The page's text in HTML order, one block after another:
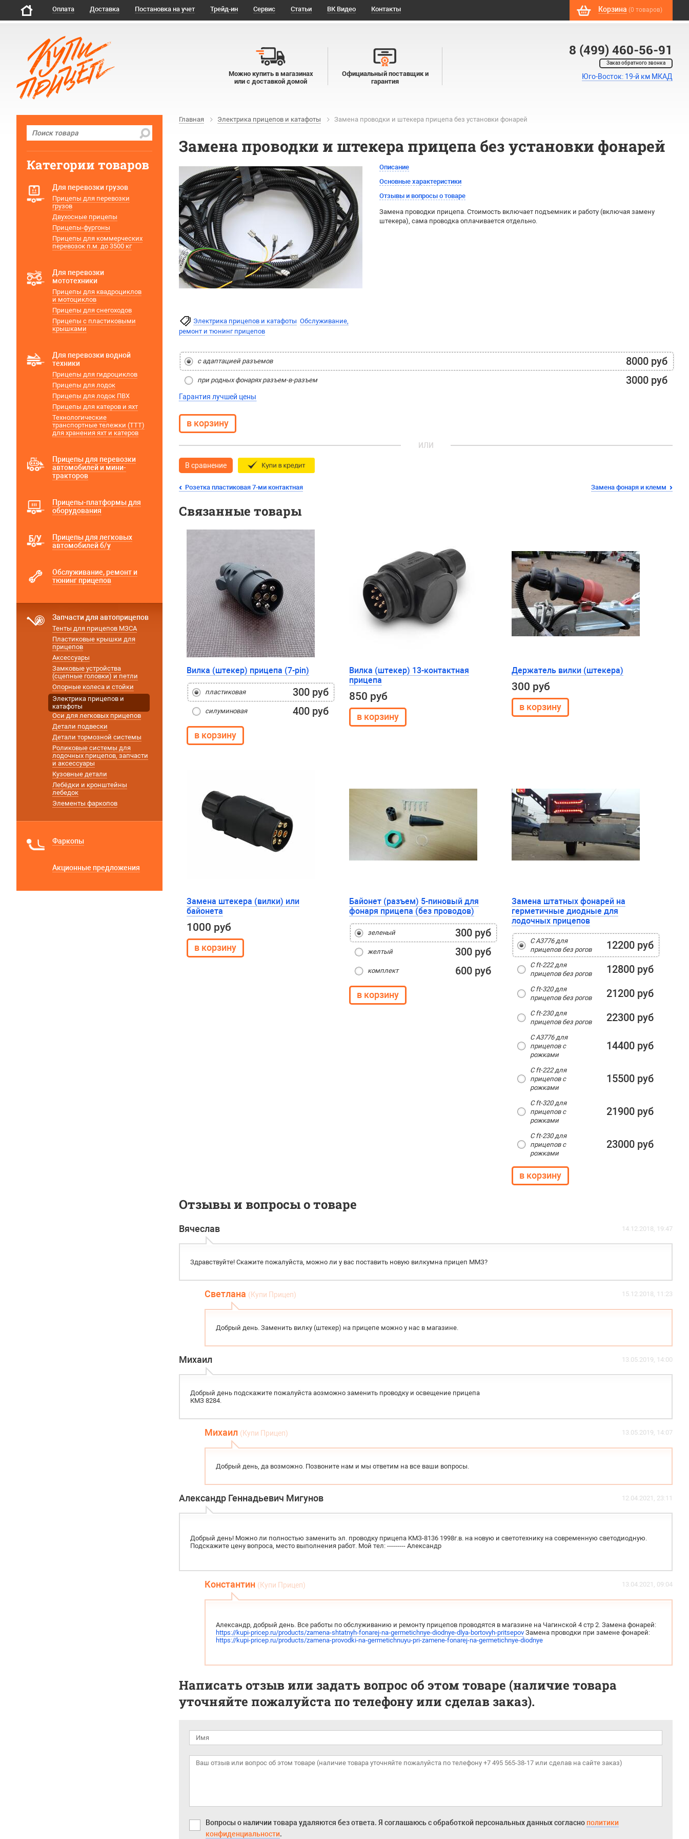
Оплата Доставка Постановка на учет Трейд-ин Сервис Статьи ВК Видео Контакты Корзина (0 товаров)
8 (499) 460-56-91
Заказ обратного звонка
Юго-Восток: 19-й км МКАД
Можно купить в магазинах
или с доставкой домой
Официальный поставщик и
гарантия
Главная Электрика прицепов и катафоты Замена проводки и штекера прицепа без установки фонарей
Замена проводки и штекера прицепа без установки фонарей
Электрика прицепов и катафоты Обслуживание,
ремонт и тюнинг прицепов
Описание
Основные характеристики
Отзывы и вопросы о товаре
Замена проводки прицепа. Стоимость включает подъемник и работу (включая замену
штекера), сама проводка оплачивается отдельно.
с адаптацией разъемов 8000 руб
при родных фонарях разъем-в-разъем 3000 руб
Гарантия лучшей цены
ИЛИ
В сравнение
Розетка пластиковая 7-ми контактная Замена фонаря и клемм
Связанные товары
Вилка (штекер) прицепа (7-pin)
пластиковая 300 руб
силуминовая 400 руб
Вилка (штекер) 13-контактная
прицепа
850 руб
Держатель вилки (штекера)
300 руб
Замена штекера (вилки) или
байонета
1000 руб
Байонет (разъем) 5-пиновый для
фонаря прицепа (без проводов)
зеленый 300 руб
желтый 300 руб
комплект 600 руб
Замена штатных фонарей на
герметичные диодные для
лодочных прицепов
С А3776 для
прицепов без рогов
12200 руб
С ft-222 для
прицепов без рогов
12800 руб
С ft-320 для
прицепов без рогов
21200 руб
С ft-230 для
прицепов без рогов
22300 руб
С А3776 для
прицепов с
рожками
14400 руб
С ft-222 для
прицепов с
рожками
15500 руб
С ft-320 для
прицепов с
рожками
21900 руб
С ft-230 для
прицепов с
рожками
23000 руб
Отзывы и вопросы о товаре
Вячеслав 14.12.2018, 19:47
Здравствуйте! Скажите пожалуйста, можно ли у вас поставить новую вилкумна прицеп ММЗ?
Светлана (Купи Прицеп) 15.12.2018, 11:23
Добрый день. Заменить вилку (штекер) на прицепе можно у нас в магазине.
Михаил 13.05.2019, 14:00
Добрый день подскажите пожалуйста аозможно заменить проводку и освещение прицепа
КМЗ 8284.
Михаил (Купи Прицеп) 13.05.2019, 14:07
Добрый день, да возможно. Позвоните нам и мы ответим на все ваши вопросы.
Александр Геннадьевич Мигунов 12.04.2021, 23:11
Добрый день! Можно ли полностью заменить эл. проводку прицепа КМЗ-8136 1998г.в. на новую и светотехнику на современную светодиодную.
Подскажите цену вопроса, место выполнения работ. Мой тел: --------- Александр
Константин (Купи Прицеп) 13.04.2021, 09:04
Александр, добрый день. Все работы по обслуживанию и ремонту прицепов проводятся в магазине на Чагинской 4 стр 2. Замена фонарей:
https://kupi-pricep.ru/products/zamena-shtatnyh-fonarej-na-germetichnye-diodnye-dlya-bortovyh-pritsepov Замена проводки при замене фонарей:
https://kupi-pricep.ru/products/zamena-provodki-na-germetichnuyu-pri-zamene-fonarej-na-germetichnye-diodnye
Написать отзыв или задать вопрос об этом товаре (наличие товара
уточняйте пожалуйста по телефону или сделав заказ).
Вопросы о наличии товара удаляются без ответа. Я соглашаюсь с обработкой персональных данных согласно политики
конфиденциальности.
Категории товаров
Для перевозки грузов
Прицепы для перевозки
грузов
Двухосные прицепы
Прицепы-фургоны
Прицепы для коммерческих
перевозок п.м. до 3500 кг
Для перевозки
мототехники
Прицепы для квадроциклов
и мотоциклов
Прицепы для снегоходов
Прицепы с пластиковыми
крышками
Для перевозки водной
техники
Прицепы для гидроциклов
Прицепы для лодок
Прицепы для лодок ПВХ
Прицепы для катеров и яхт
Технологические
транспортные тележки (ТТТ)
для хранения яхт и катеров
Прицепы для перевозки
автомобилей и мини-
тракторов
Прицепы-платформы для
оборудования
Прицепы для легковых
автомобилей б/у
Обслуживание, ремонт и
тюнинг прицепов
Запчасти для автоприцепов
Тенты для прицепов МЗСА
Пластиковые крышки для
прицепов
Аксессуары
Замковые устройства
(сцепные головки) и петли
Опорные колеса и стойки
Электрика прицепов и
катафоты
Оси для легковых прицепов
Детали подвески
Детали тормозной системы
Роликовые системы для
лодочных прицепов, запчасти
и аксессуары
Кузовные детали
Лебёдки и кронштейны
лебедок
Элементы фаркопов
Фаркопы
Акционные предложения